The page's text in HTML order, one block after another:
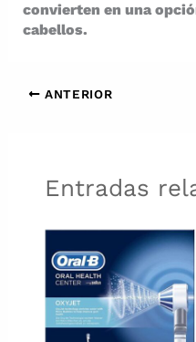
convierten en una
cabellos.
ANTERIOR
Entradas